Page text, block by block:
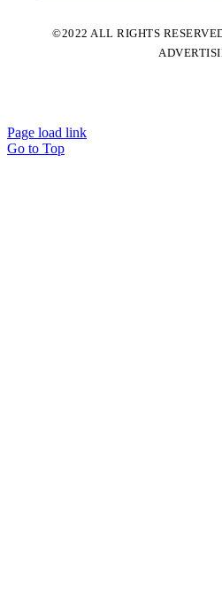
©2022 ALL RIGHTS
Page load link
Go to Top